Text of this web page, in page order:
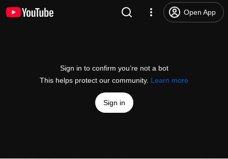
Open App
Sign in to confirm you’re not a bot
This helps protect our community. Learn more
Sign in